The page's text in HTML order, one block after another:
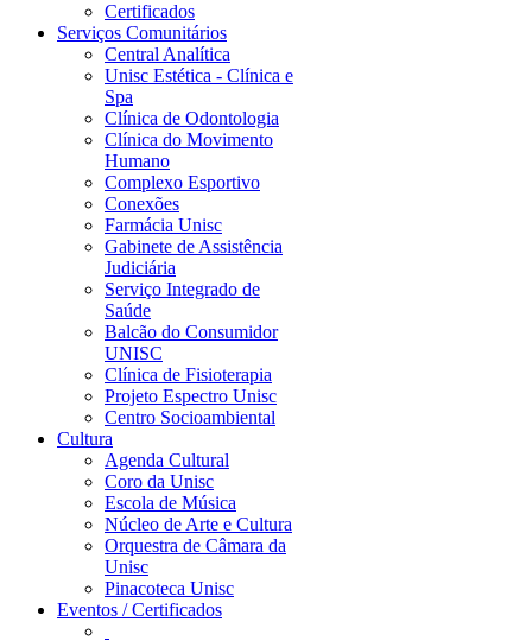
Certificados
Serviços Comunitários
Central Analítica
Unisc Estética - Clínica e
Spa
Clínica de Odontologia
Clínica do Movimento
Humano
Complexo Esportivo
Conexões
Farmácia Unisc
Gabinete de Assistência
Judiciária
Serviço Integrado de
Saúde
Balcão do Consumidor
UNISC
Clínica de Fisioterapia
Projeto Espectro Unisc
Centro Socioambiental
Cultura
Agenda Cultural
Coro da Unisc
Escola de Música
Núcleo de Arte e Cultura
Orquestra de Câmara da
Unisc
Pinacoteca Unisc
Eventos / Certificados